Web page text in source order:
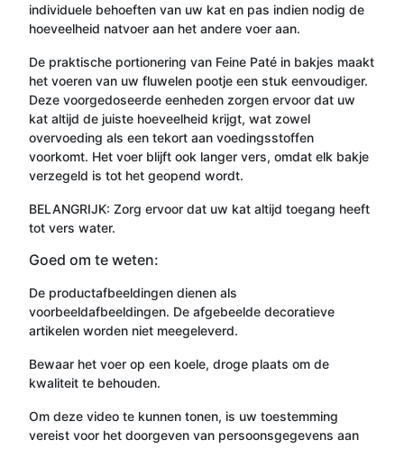
individuele behoeften van uw kat en pas indien nodig de
hoeveelheid natvoer aan het andere voer aan.
De praktische portionering van Feine Paté in bakjes maakt
het voeren van uw fluwelen pootje een stuk eenvoudiger.
Deze voorgedoseerde eenheden zorgen ervoor dat uw
kat altijd de juiste hoeveelheid krijgt, wat zowel
overvoeding als een tekort aan voedingsstoffen
voorkomt. Het voer blijft ook langer vers, omdat elk bakje
verzegeld is tot het geopend wordt.
BELANGRIJK: Zorg ervoor dat uw kat altijd toegang heeft
tot vers water.
Goed om te weten:
De productafbeeldingen dienen als
voorbeeldafbeeldingen. De afgebeelde decoratieve
artikelen worden niet meegeleverd.
Bewaar het voer op een koele, droge plaats om de
kwaliteit te behouden.
Om deze video te kunnen tonen, is uw toestemming
vereist voor het doorgeven van persoonsgegevens aan